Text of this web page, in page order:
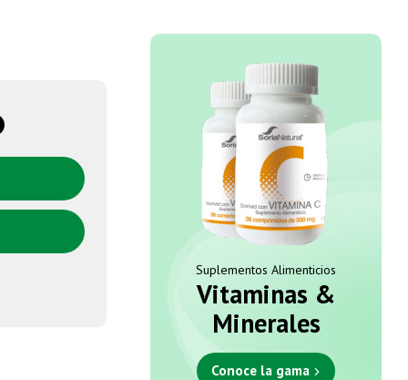
Suplementos Alimenticios
Vitaminas &
Minerales
Conoce la gama